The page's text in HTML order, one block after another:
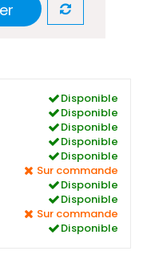
Disponible
Disponible
Disponible
Disponible
Disponible
Sur commande
Disponible
Disponible
Sur commande
Disponible